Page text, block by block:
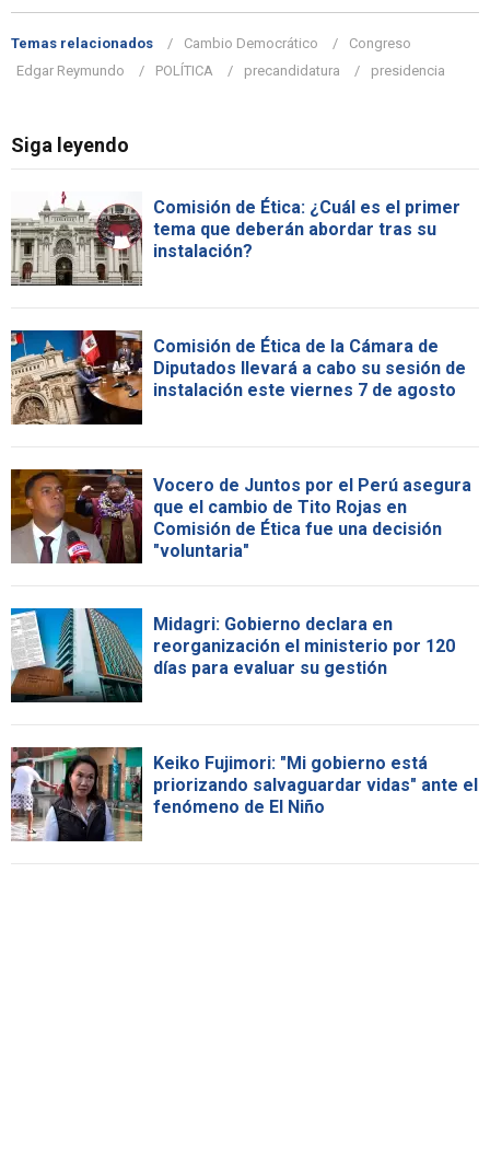
Temas relacionados Cambio Democrático
Congreso
Edgar Reymundo
POLÍTICA precandidatura presidencia
Siga leyendo
Comisión de Ética: ¿Cuál es el primer
tema que deberán abordar tras su
instalación?
Comisión de Ética de la Cámara de
Diputados llevará a cabo su sesión de
instalación este viernes 7 de agosto
Vocero de Juntos por el Perú asegura
que el cambio de Tito Rojas en
Comisión de Ética fue una decisión
"voluntaria"
Midagri: Gobierno declara en
reorganización el ministerio por 120
días para evaluar su gestión
Keiko Fujimori: "Mi gobierno está
priorizando salvaguardar vidas" ante el
fenómeno de El Niño